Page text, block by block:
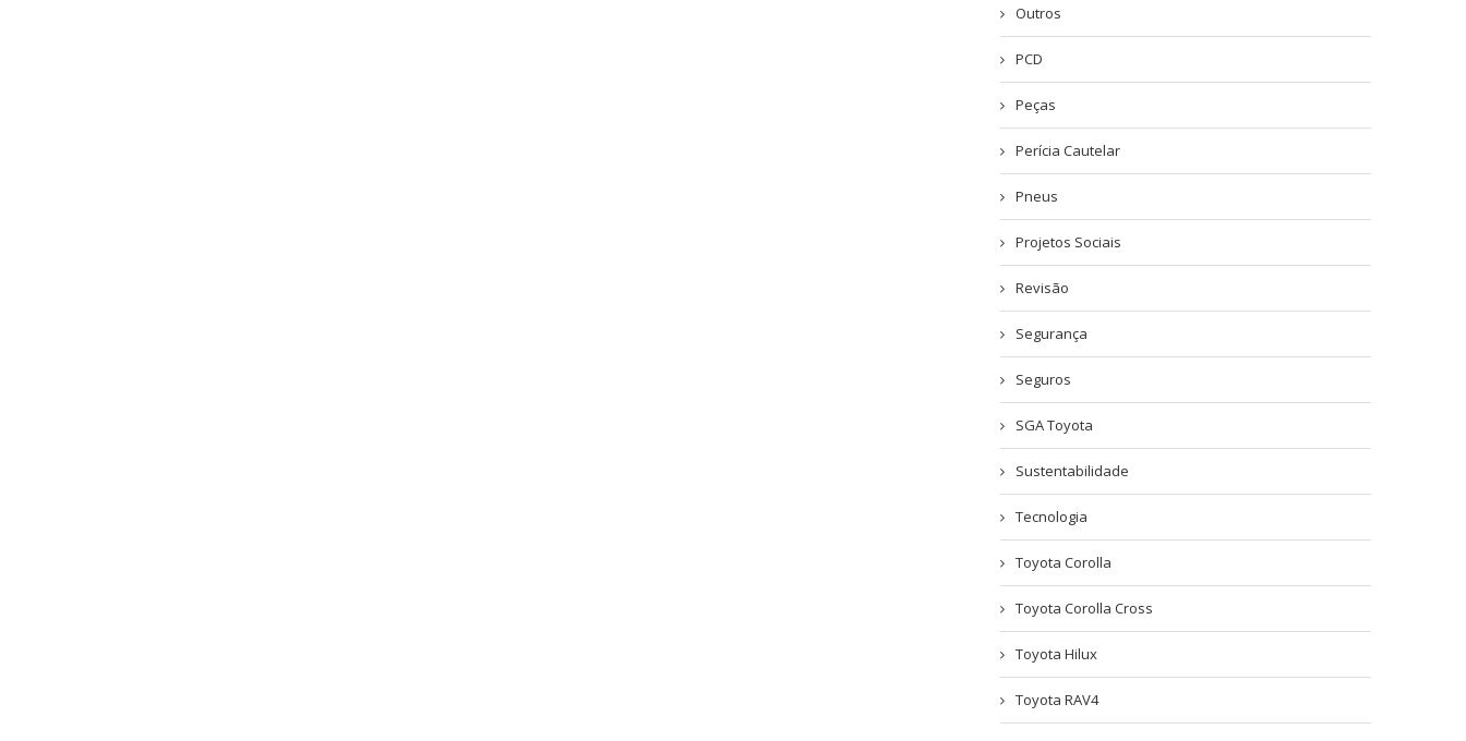
Outros
PCD
Peças
Perícia Cautelar
Pneus
Projetos Sociais
Revisão
Segurança
Seguros
SGA Toyota
Sustentabilidade
Tecnologia
Toyota Corolla
Toyota Corolla Cross
Toyota Hilux
Toyota RAV4